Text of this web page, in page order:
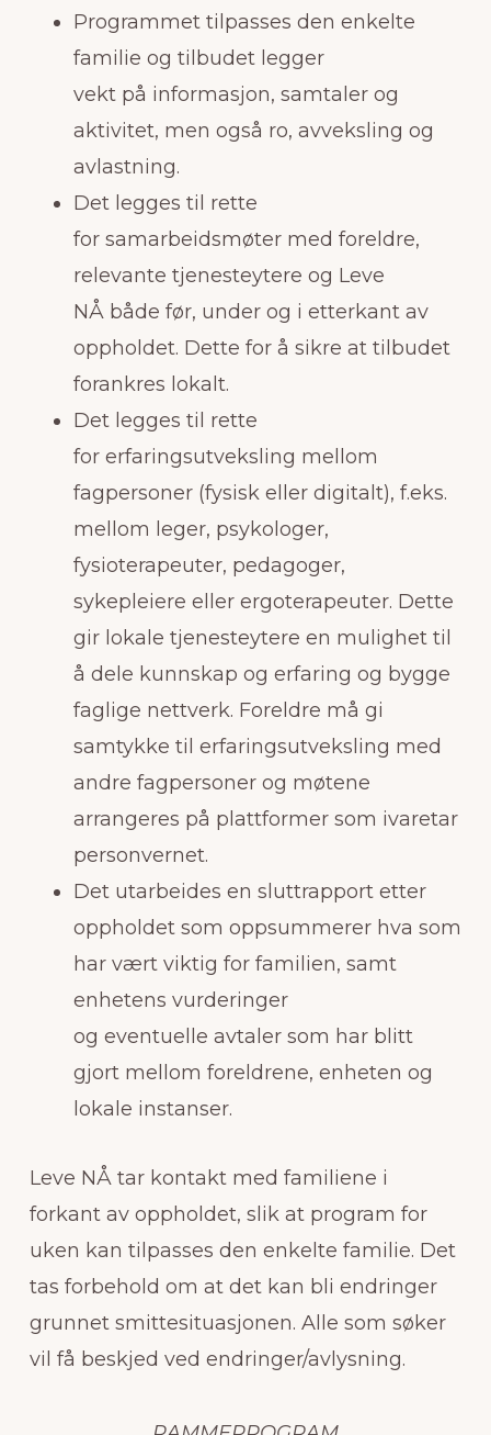
Programmet tilpasses den enkelte
familie og tilbudet legger
vekt på informasjon, samtaler og
aktivitet, men også ro, avveksling og
avlastning.
Det legges til rette
for samarbeidsmøter med foreldre,
relevante tjenesteytere og Leve
NÅ både før, under og i etterkant av
oppholdet. Dette for å sikre at tilbudet
forankres lokalt.
Det legges til rette
for erfaringsutveksling mellom
fagpersoner (fysisk eller digitalt), f.eks.
mellom leger, psykologer,
fysioterapeuter, pedagoger,
sykepleiere eller ergoterapeuter. Dette
gir lokale tjenesteytere en mulighet til
å dele kunnskap og erfaring og bygge
faglige nettverk. Foreldre må gi
samtykke til erfaringsutveksling med
andre fagpersoner og møtene
arrangeres på plattformer som ivaretar
personvernet.
Det utarbeides en sluttrapport etter
oppholdet som oppsummerer hva som
har vært viktig for familien, samt
enhetens vurderinger
og eventuelle avtaler som har blitt
gjort mellom foreldrene, enheten og
lokale instanser.
Leve NÅ tar kontakt med familiene i
forkant av oppholdet, slik at program for
uken kan tilpasses den enkelte familie. Det
tas forbehold om at det kan bli endringer
grunnet smittesituasjonen. Alle som søker
vil få beskjed ved endringer/avlysning.